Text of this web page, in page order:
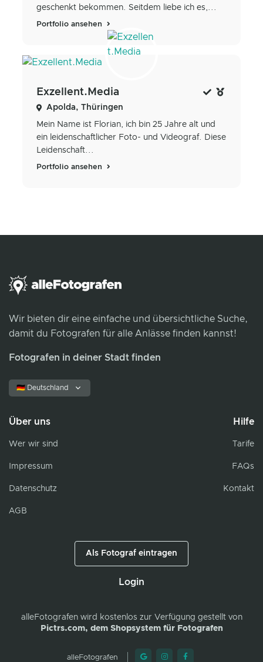
geschenkt bekommen. Seitdem liebe ich es,...
Portfolio ansehen
Exzellent.Media
Apolda, Thüringen
Mein Name ist Florian, ich bin 25 Jahre alt und
ein leidenschaftlicher Foto- und Videograf. Diese
Leidenschaft...
Portfolio ansehen
Wir bieten dir eine einfache und übersichtliche Suche,
damit du Fotografen für alle Anlässe finden kannst!
Fotografen in deiner Stadt finden
🇩🇪 Deutschland
Über uns
Wer wir sind
Impressum
Datenschutz
AGB
Hilfe
Tarife
FAQs
Kontakt
Als Fotograf eintragen
Login
alleFotografenwird kostenlos zur Verfügung gestellt von
Pictrs.com, dem Shopsystem für Fotografen
alleFotografen